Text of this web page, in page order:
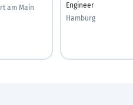
am Main
Engineer
Hamburg